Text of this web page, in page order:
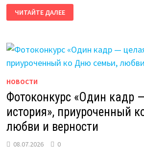
РАЗВИВАЕТСЯ
СОЦИАЛЬНОЕ
ОКРУГЕ
ЧИТАЙТЕ ДАЛЕЕ
НОВОСТИ
Фотоконкурс «Один кадр
история», приуроченный
любви и верности
08.07.2026 0